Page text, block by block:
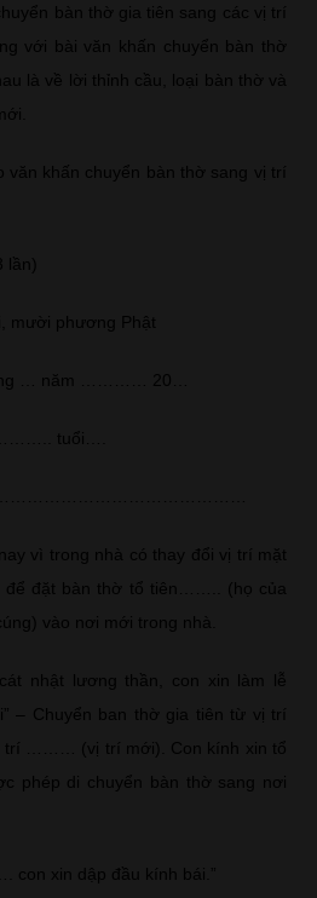
bàn thờ gia tiên sang các vị trí
với bài văn khấn chuyển bàn thờ
là về lời thỉnh cầu, loại bàn thờ và
khấn chuyển bàn thờ sang vị trí
mười phương Phật
… năm ………… 20…
tuổi….
vì trong nhà có thay đổi vị trí mặt
để đặt bàn thờ tổ tiên…….. (họ của
vào nơi mới trong nhà.
nhật lương thần, con xin làm lễ
– Chuyển ban thờ gia tiên từ vị trí
……… (vị trí mới). Con kính xin tổ
phép di chuyển bàn thờ sang nơi
xin dập đầu kính bái.”